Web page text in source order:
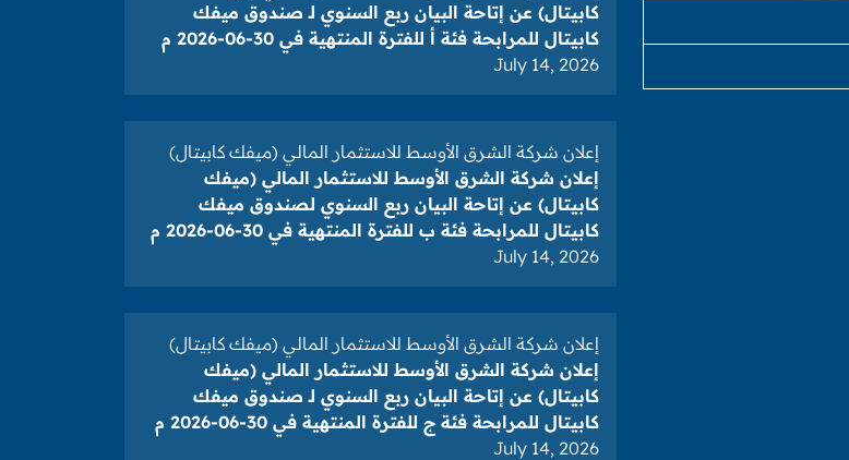
كابيتال) عن إتاحة البيان ربع السنوي لـ صندوق ميفك
كابيتال للمرابحة فئة أ للفترة المنتهية في 30-06-2026 م
July 14, 2026
إعلان شركة الشرق الأوسط للاستثمار المالي (ميفك كابيتال)
إعلان شركة الشرق الأوسط للاستثمار المالي (ميفك
كابيتال) عن إتاحة البيان ربع السنوي لصندوق ميفك
كابيتال للمرابحة فئة ب للفترة المنتهية في 30-06-2026 م
July 14, 2026
إعلان شركة الشرق الأوسط للاستثمار المالي (ميفك كابيتال)
إعلان شركة الشرق الأوسط للاستثمار المالي (ميفك
كابيتال) عن إتاحة البيان ربع السنوي لـ صندوق ميفك
كابيتال للمرابحة فئة ج للفترة المنتهية في 30-06-2026 م
July 14, 2026